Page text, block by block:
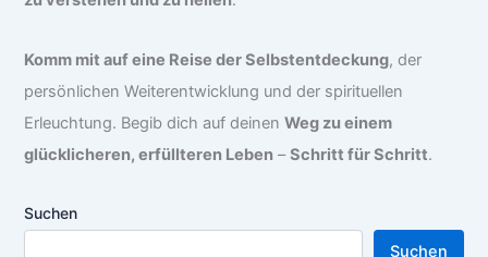
Komm mit auf eine Reise der Selbstentdeckung, der
persönlichen Weiterentwicklung und der spirituellen
Erleuchtung. Begib dich auf deinenWeg zu einem
glücklicheren, erfüllteren Leben –Schritt für Schritt.
Suchen
Suchen